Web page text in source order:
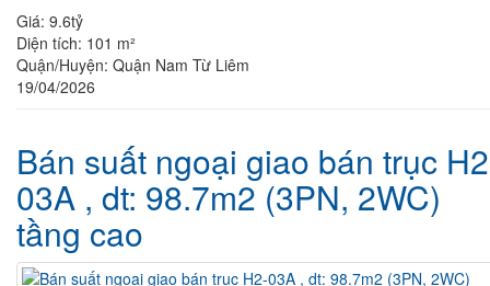
Giá: 9.6tỷ
Diện tích: 101 m²
Quận/Huyện: Quận Nam Từ Liêm
19/04/2026
Bán suất ngoại giao bán trục
03A , dt: 98.7m2 (3PN, 2WC)
tầng cao